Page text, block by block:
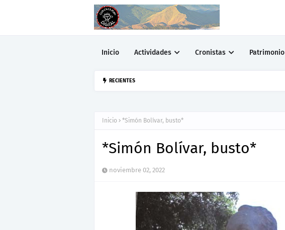
Inicio Actividades Cronistas Patrimonio
RECIENTES
Inicio *Simón Bolívar, busto*
*Simón Bolívar, busto*
noviembre 02, 2022